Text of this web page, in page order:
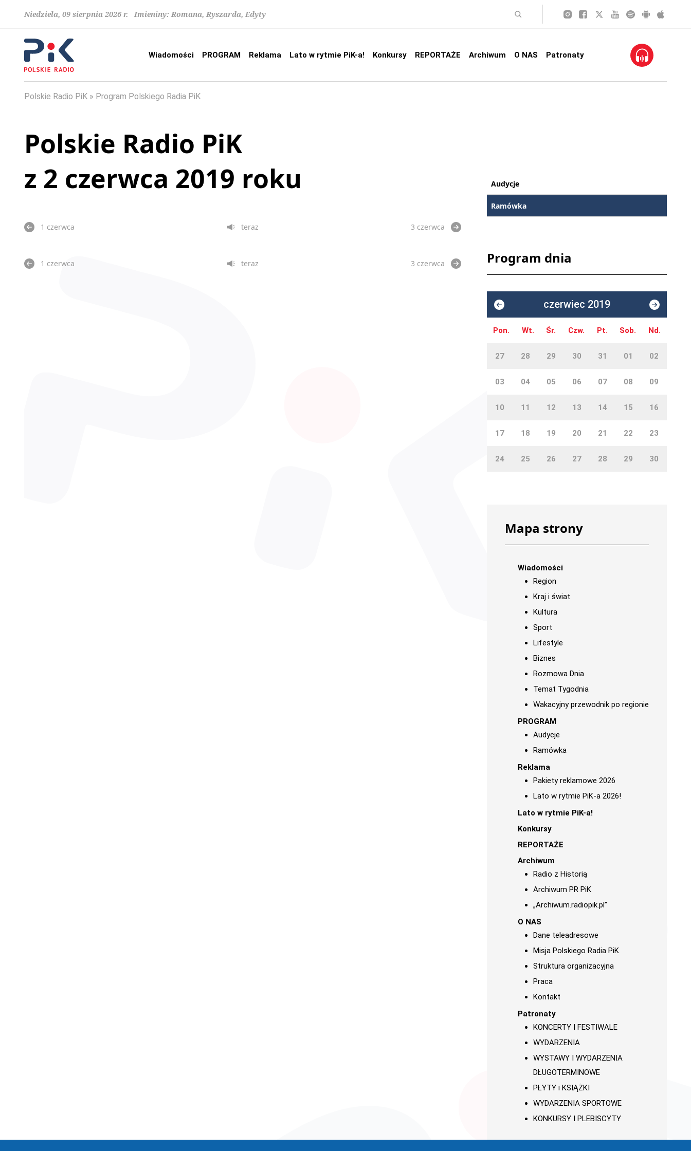
Niedziela, 09 sierpnia 2026 r. Imieniny: Romana, Ryszarda, Edyty
Wiadomości PROGRAM Reklama Lato w rytmie PiK-a! Konkursy REPORTAŻE Archiwum O NAS Patronaty
Polskie Radio PiK Program Polskiego Radia PiK
Polskie Radio PiK
z 2 czerwca 2019 roku
1 czerwca teraz 3 czerwca
1 czerwca teraz 3 czerwca
Audycje
Ramówka
Program dnia
czerwiec 2019
Pon. Wt. Śr. Czw. Pt. Sob. Nd.
27 28 29 30 31 01 02
03 04 05 06 07 08 09
10 11 12 13 14 15 16
17 18 19 20 21 22 23
24 25 26 27 28 29 30
Mapa strony
Wiadomości
Region
Kraj i świat
Kultura
Sport
Lifestyle
Biznes
Rozmowa Dnia
Temat Tygodnia
Wakacyjny przewodnik po regionie
PROGRAM
Audycje
Ramówka
Reklama
Pakiety reklamowe 2026
Lato w rytmie PiK-a 2026!
Lato w rytmie PiK-a!
Konkursy
REPORTAŻE
Archiwum
Radio z Historią
Archiwum PR PiK
„Archiwum.radiopik.pl”
O NAS
Dane teleadresowe
Misja Polskiego Radia PiK
Struktura organizacyjna
Praca
Kontakt
Patronaty
KONCERTY I FESTIWALE
WYDARZENIA
WYSTAWY I WYDARZENIA
DŁUGOTERMINOWE
PŁYTY i KSIĄŻKI
WYDARZENIA SPORTOWE
KONKURSY I PLEBISCYTY